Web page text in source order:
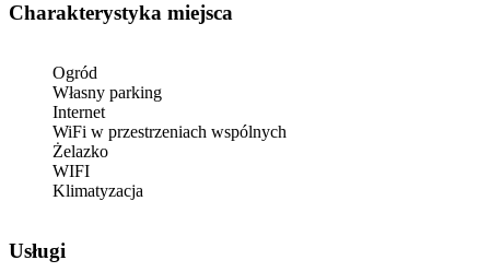
Charakterystyka miejsca
Ogród
Własny parking
Internet
WiFi w przestrzeniach wspólnych
Żelazko
WIFI
Klimatyzacja
Usługi